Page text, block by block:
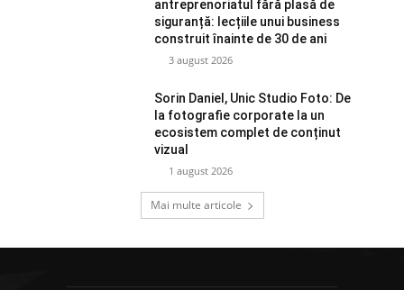
antreprenoriatul fără plasă de
siguranță: lecțiile unui business
construit înainte de 30 de ani
3 august 2026
Sorin Daniel, Unic Studio Foto: De
la fotografie corporate la un
ecosistem complet de conținut
vizual
1 august 2026
Mai multe articole